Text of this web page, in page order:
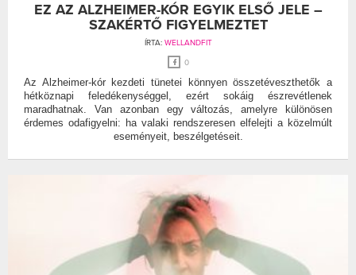
EZ AZ ALZHEIMER-KÓR EGYIK ELSŐ JELE –
SZAKÉRTŐ FIGYELMEZTET
ÍRTA: WELLANDFIT
0
Az Alzheimer-kór kezdeti tünetei könnyen összetéveszthetők a
hétköznapi feledékenységgel, ezért sokáig észrevétlenek
maradhatnak. Van azonban egy változás, amelyre különösen
érdemes odafigyelni: ha valaki rendszeresen elfelejti a közelmúlt
eseményeit, beszélgetéseit.